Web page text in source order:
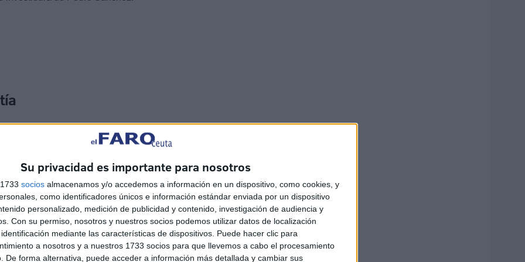
Su privacidad es importante para nosotros
socios almacenamos y/o accedemos a información en un dispositivo, como cookies, y
como identificadores únicos e información estándar enviada por un dispositivo
personalizado, medición de publicidad y contenido, investigación de audiencia y
Con su permiso, nosotros y nuestros socios podemos utilizar datos de localización
mediante las características de dispositivos. Puede hacer clic para
a nosotros y a nuestros 1733 socios para que llevemos a cabo el procesamiento
De forma alternativa, puede acceder a información más detallada y cambiar sus
fin de semana más de medio millón de personas
por el PP en toda España en protesta por
Sánchez presidente del Gobierno y contra la ley de
catalán.